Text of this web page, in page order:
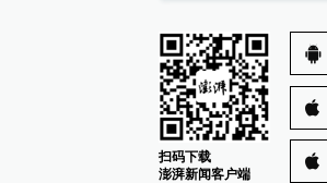
扫码下载
澎湃新闻客户端